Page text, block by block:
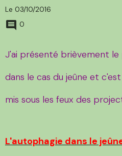
Le 03/10/2016
0
J'ai présenté brièvement
dans le cas du jeûne et
mis sous les feux des
L'autophagie dans le